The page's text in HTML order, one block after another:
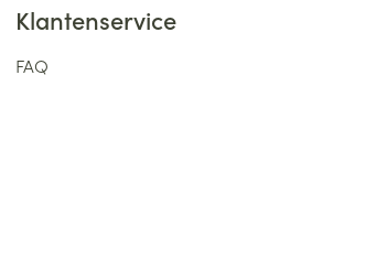
Klantenservice
FAQ